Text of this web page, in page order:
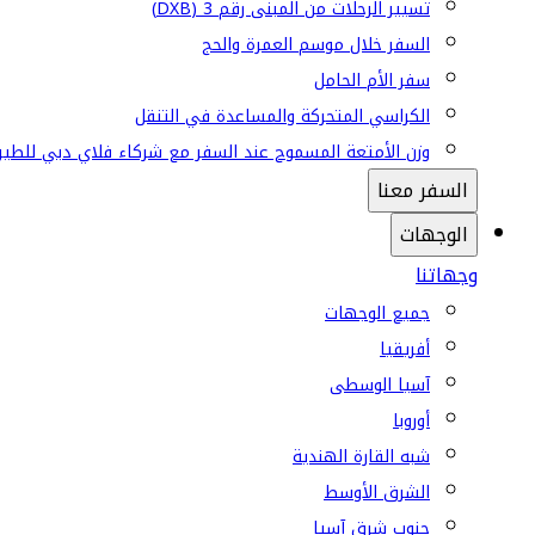
تسيير الرحلات من المبنى رقم 3 (DXB)
السفر خلال موسم العمرة والحج
سفر الأم الحامل
الكراسي المتحركة والمساعدة في التنقل
وزن الأمتعة المسموح عند السفر مع شركاء فلاي دبي
السفر معنا
الوجهات
وجهاتنا
جميع الوجهات
أفريقيا
آسيا الوسطى
أوروبا
شبه القارة الهندية
الشرق الأوسط
جنوب شرق آسيا